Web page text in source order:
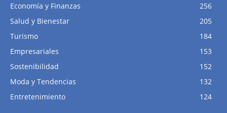
Economía y Finanzas
256
Salud y Bienestar
205
Turismo
184
Empresariales
153
Sostenibilidad
152
Moda y Tendencias
132
Entretenimiento
124